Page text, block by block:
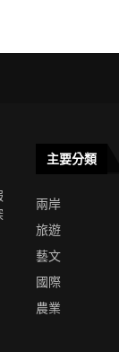
主要分類
兩岸
旅遊
藝文
國際
農業